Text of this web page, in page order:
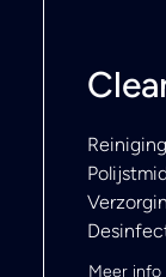
Meer info